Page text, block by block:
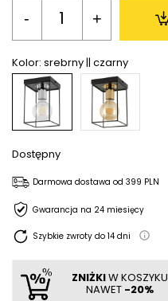
Kolor: srebrny || czarny
- +
Dostępny
Darmowa dostawa od 399 PLN
Gwarancja na 24 miesięcy
Szybkie zwroty do 14 dni
ZNIŻKIW KOSZYKU
NAWET -20%